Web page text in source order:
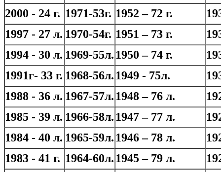
2000 - 24 г. 1971-53г. 1952 – 72 г.
1997 - 27 л. 1970-54г. 1951 – 73 г.
1994 - 30 л. 1969-55л. 1950 – 74 г.
1991г- 33 г. 1968-56л. 1949 - 75л.
1988 - 36 л. 1967-57л. 1948 – 76 л.
1985 - 39 л. 1966-58л. 1947 – 77 л.
1984 - 40 л. 1965-59л. 1946 – 78 л.
1983 - 41 г. 1964-60л. 1945 – 79 л.